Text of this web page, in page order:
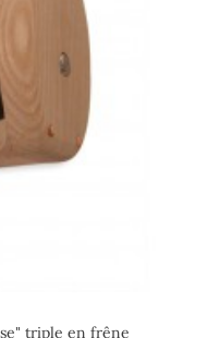
triple en frêne